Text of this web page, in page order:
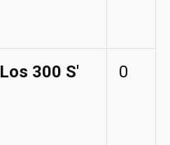
Los 300 S' 0